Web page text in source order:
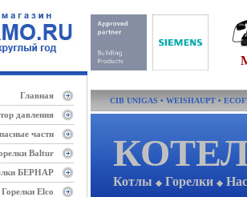
Главная
давления
части
Baltur
БЕРНАР
Горелки Elco
CIB UNIGAS • WEISHAUPT •
Котлы ◆ Горелки ◆